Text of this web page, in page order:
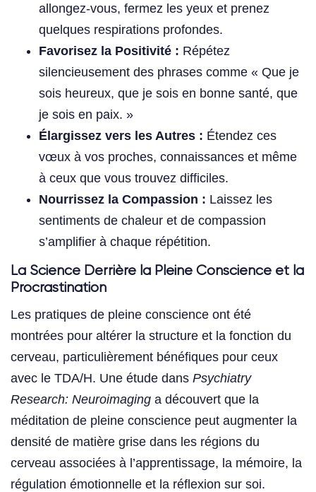
allongez-vous, fermez les yeux et prenez
quelques respirations profondes.
Favorisez la Positivité : Répétez
silencieusement des phrases comme « Que je
sois heureux, que je sois en bonne santé, que
je sois en paix. »
Élargissez vers les Autres : Étendez ces
vœux à vos proches, connaissances et même
à ceux que vous trouvez difficiles.
Nourrissez la Compassion : Laissez les
sentiments de chaleur et de compassion
s’amplifier à chaque répétition.
La Science Derrière la Pleine Conscience et la
Procrastination
Les pratiques de pleine conscience ont été
montrées pour altérer la structure et la fonction du
cerveau, particulièrement bénéfiques pour ceux
avec le TDA/H. Une étude dans Psychiatry
Research: Neuroimaging a découvert que la
méditation de pleine conscience peut augmenter la
densité de matière grise dans les régions du
cerveau associées à l’apprentissage, la mémoire, la
régulation émotionnelle et la réflexion sur soi.